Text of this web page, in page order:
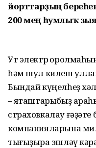
йорттарҙың
200 мең һумлыҡ
Ут электр
һәм шул килеш
Бындай күңелһеҙ
– яҡташтарыбыҙ
страховкалау
компанияларына
тығыҙыраҡ эшләү